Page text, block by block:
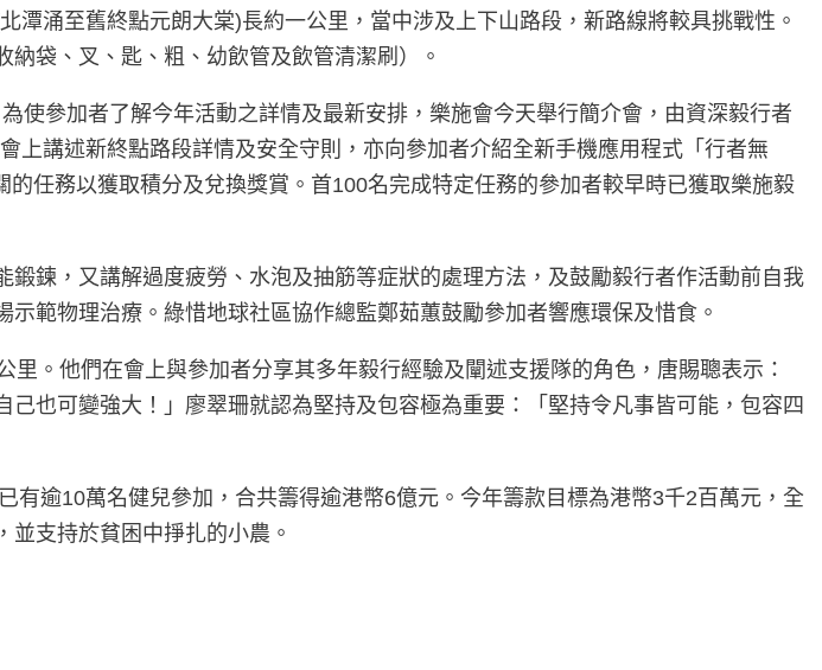
涌至舊終點元朗大棠)長約一公里，當中涉及上下山路段，新路線將較具挑戰性。
袋、叉、匙、粗、幼飲管及飲管清潔刷）。
使參加者了解今年活動之詳情及最新安排，樂施會今天舉行簡介會，由資深毅行者
講述新終點路段詳情及安全守則，亦向參加者介紹全新手機應用程式「行者無
任務以獲取積分及兌換獎賞。首100名完成特定任務的參加者較早時已獲取樂施毅
鍊，又講解過度疲勞、水泡及抽筋等症狀的處理方法，及鼓勵毅行者作活動前自我
範物理治療。綠惜地球社區協作總監鄭茹蕙鼓勵參加者響應環保及惜食。
。他們在會上與參加者分享其多年毅行經驗及闡述支援隊的角色，唐賜聰表示：
也可變強大！」廖翠珊就認為堅持及包容極為重要：「堅持令凡事皆可能，包容四
有逾10萬名健兒參加，合共籌得逾港幣6億元。今年籌款目標為港幣3千2百萬元，全
支持於貧困中掙扎的小農。